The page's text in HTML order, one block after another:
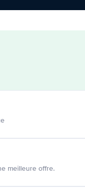
meilleure offre.